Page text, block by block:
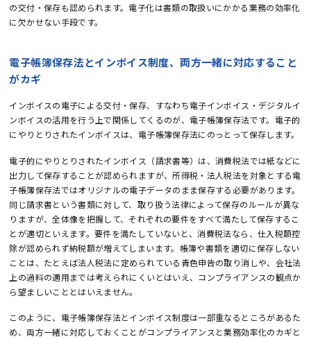
の交付・保存も認められます。電子化は書類の取扱いにかかる業務の効率化
に欠かせない手段です。
電子帳簿保存法とインボイス制度、両方一緒に対応すること
がカギ
インボイスの電子による交付・保存、すなわち電子インボイス・デジタルイ
ンボイスの活用を行う上で関係してくるのが、電子帳簿保存法です。電子的
にやりとりされたインボイスは、電子帳簿保存法にのっとって保存します。
電子的にやりとりされたインボイス（請求書等）は、消費税法では紙などに
出力して保存することが認められますが、所得税・法人税法を対象とする電
子帳簿保存法ではオリジナルの電子データのまま保存する必要があります。
同じ請求書という書類に対して、取り扱う法律によって保存のルールが異な
りますが、全体像を把握して、それぞれの要件をすべて満たして保存するこ
とが適切といえます。要件を満たしていないと、消費税法なら、仕入税額控
除が認められず納税額が増えてしまいます。帳簿や書類を適切に保存しない
ことは、たとえば法人税法に定められている青色申告の取り消しや、会社法
上の過料の適用までは考えられにくいとはいえ、コンプライアンスの観点か
ら望ましいこととはいえません。
このように、電子帳簿保存法とインボイス制度は一部重なるところがあるた
め、両方一緒に対応しておくことがコンプライアンスと業務効率化のカギと